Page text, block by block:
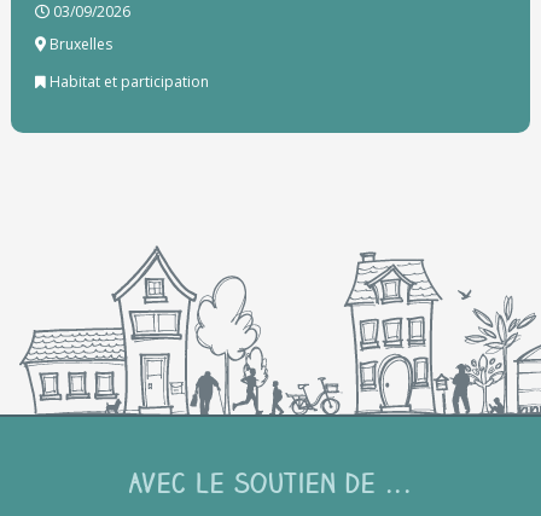
03/09/2026
Bruxelles
Habitat et participation
Avec le soutien de ...